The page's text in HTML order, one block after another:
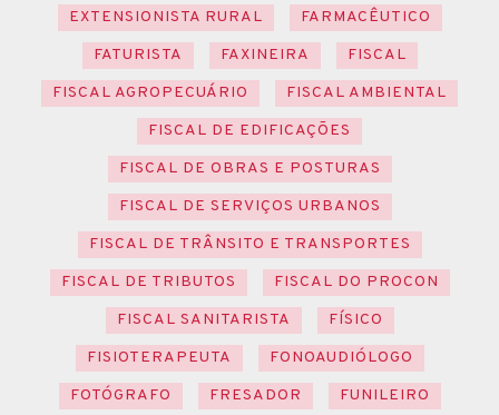
EXTENSIONISTA RURAL
FARMACÊUTICO
FATURISTA
FAXINEIRA
FISCAL
FISCAL AGROPECUÁRIO
FISCAL AMBIENTAL
FISCAL DE EDIFICAÇÕES
FISCAL DE OBRAS E POSTURAS
FISCAL DE SERVIÇOS URBANOS
FISCAL DE TRÂNSITO E TRANSPORTES
FISCAL DE TRIBUTOS
FISCAL DO PROCON
FISCAL SANITARISTA
FÍSICO
FISIOTERAPEUTA
FONOAUDIÓLOGO
FOTÓGRAFO
FRESADOR
FUNILEIRO